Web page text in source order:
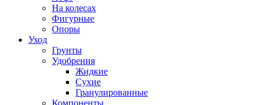
На колесах
Фигурные
Опоры
Уход
Грунты
Удобрения
Жидкие
Сухие
Гранулированные
Компоненты